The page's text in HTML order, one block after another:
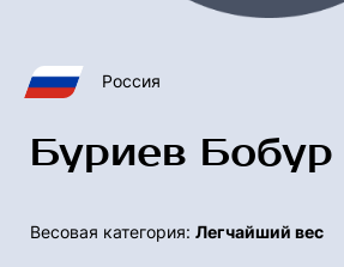
Россия
Буриев Бобур
Весовая категория: Легчайший вес